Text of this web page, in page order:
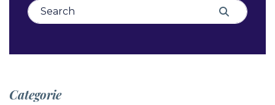
Search for: Search
Categorie